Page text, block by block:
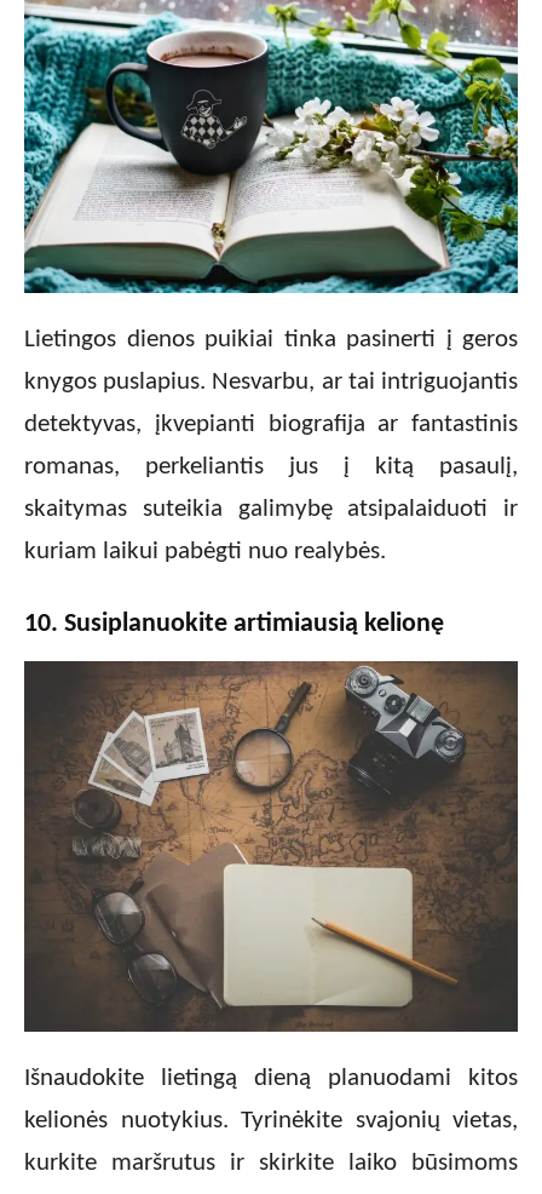
Lietingos dienos puikiai tinka pasinerti į geros
knygos puslapius. Nesvarbu, ar tai intriguojantis
detektyvas, įkvepianti biografija ar fantastinis
romanas, perkeliantis jus į kitą pasaulį,
skaitymas suteikia galimybę atsipalaiduoti ir
kuriam laikui pabėgti nuo realybės.
10. Susiplanuokite artimiausią kelionę
Išnaudokite lietingą dieną planuodami kitos
kelionės nuotykius. Tyrinėkite svajonių vietas,
kurkite maršrutus ir skirkite laiko būsimoms